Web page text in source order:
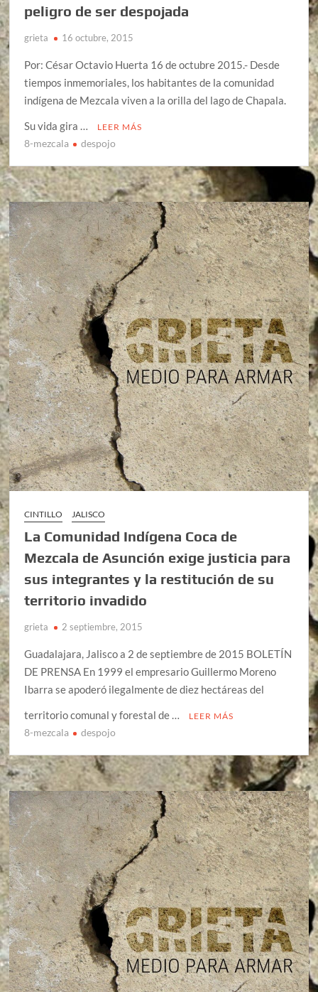
peligro de ser despojada
grieta 16 octubre, 2015
Por: César Octavio Huerta 16 de octubre 2015.- Desde
tiempos inmemoriales, los habitantes de la comunidad
indígena de Mezcala viven a la orilla del lago de Chapala.
Su vida gira …
LEER MÁS
8-mezcala despojo
CINTILLO JALISCO
La Comunidad Indígena Coca de
Mezcala de Asunción exige justicia para
sus integrantes y la restitución de su
territorio invadido
grieta 2 septiembre, 2015
Guadalajara, Jalisco a 2 de septiembre de 2015 BOLETÍN
DE PRENSA En 1999 el empresario Guillermo Moreno
Ibarra se apoderó ilegalmente de diez hectáreas del
territorio comunal y forestal de …
LEER MÁS
8-mezcala despojo